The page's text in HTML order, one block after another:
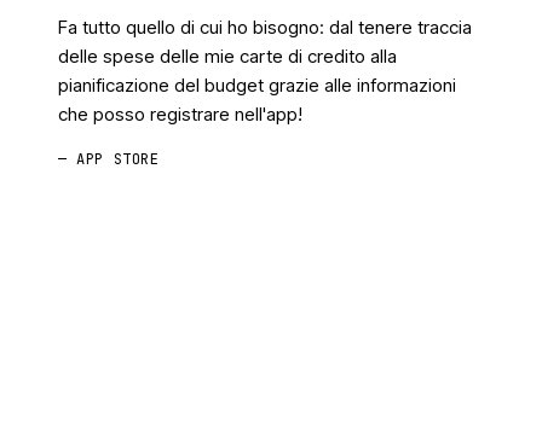
Fa tutto quello di cui ho bisogno: dal tenere traccia
delle spese delle mie carte di credito alla
pianificazione del budget grazie alle informazioni
che posso registrare nell'app!
— APP STORE